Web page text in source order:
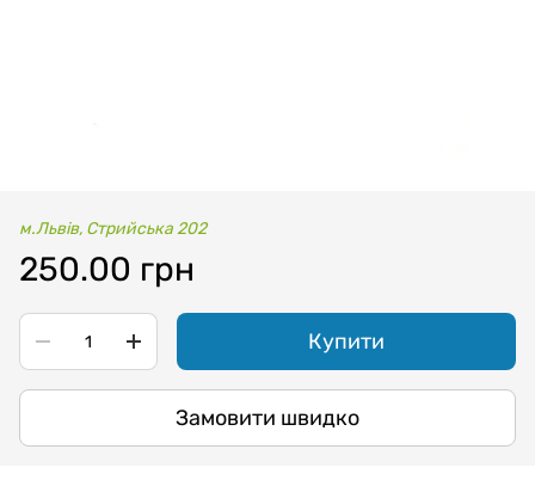
м.Львів, Стрийська 202
250.00 грн
Купити
Замовити швидко